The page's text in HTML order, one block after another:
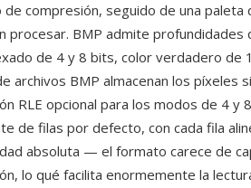
compresión, seguido de una paleta
procesar. BMP admite
de 4 y 8 bits, color verdadero de
archivos BMP almacenan los píxeles
RLE opcional para los modos de 4 y
de filas por defecto, con cada fila
absoluta — el formato carece de
lo qué facilita enormemente la